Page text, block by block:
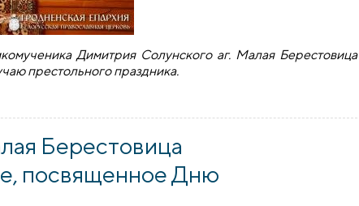
Димитрия Солунского аг. Малая Берестовица
престольного праздника.
Берестовица
посвященное Дню